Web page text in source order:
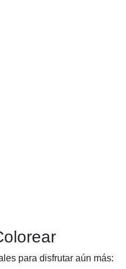
para disfrutar aún más: